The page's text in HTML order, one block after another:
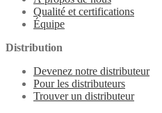
Qualité et certifications
Équipe
Distribution
Devenez notre distributeur
Pour les distributeurs
Trouver un distributeur